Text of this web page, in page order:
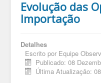
Evolução das
Importação
Detalhes
Escrito por Equipe
Publicado: 08
Última Atualização: